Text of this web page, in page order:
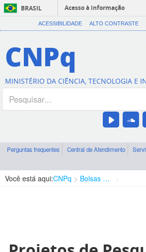
BRASIL
Acesso à informação
ACESSIBILIDADE ALTO CONTRASTE
CNPq
MINISTÉRIO DA CIÊNCIA, TECNOLOGIA E
Perguntas frequentes Central de Atendimento
Você está aqui:CNPq Bolsas e Auxílios Vigentes